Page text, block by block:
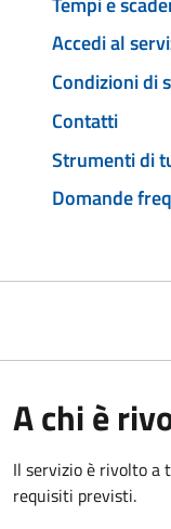
Accedi al
Condizioni di
Contatti
Strumenti di
Domande
A chi è
Il servizio è rivolto a
requisiti previsti.